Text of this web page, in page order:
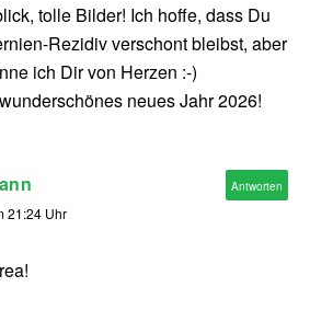
tolle Bilder! Ich hoffe, dass Du
Rezidiv verschont bleibst, aber
ich Dir von Herzen :-)
neues Jahr 2026!
21:24 Uhr
Antworten